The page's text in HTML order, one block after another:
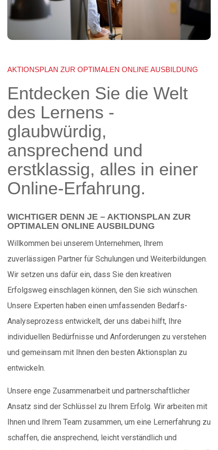
AKTIONSPLAN ZUR OPTIMALEN ONLINE AUSBILDUNG
Entdecken Sie die Welt
des Lernens -
glaubwürdig,
ansprechend und
erstklassig, alles in einer
Online-Erfahrung.
WICHTIGER DENN JE – AKTIONSPLAN ZUR
OPTIMALEN ONLINE AUSBILDUNG
Willkommen bei unserem Unternehmen, Ihrem
zuverlässigen Partner für Schulungen und Weiterbildungen.
Wir setzen uns dafür ein, dass Sie den kreativen
Erfolgsweg einschlagen können, den Sie sich wünschen.
Unsere Experten haben einen umfassenden Bedarfs-
Analyseprozess entwickelt, der uns dabei hilft, Ihre
individuellen Bedürfnisse und Anforderungen zu verstehen
und gemeinsam mit Ihnen den besten Aktionsplan zu
entwickeln.
Unsere enge Zusammenarbeit und partnerschaftlicher
Ansatz sind der Schlüssel zu Ihrem Erfolg. Wir arbeiten mit
Ihnen und Ihrem Team zusammen, um eine Lernerfahrung zu
schaffen, die ansprechend, leicht verständlich und